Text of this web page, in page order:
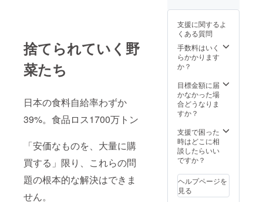
捨てられていく野
菜たち
日本の食料自給率わずか
39%。食品ロス1700万トン
「安価なものを、大量に購
買する」限り、これらの問
題の根本的な解決はできま
せん。
の気ま
ぐれ発
送にな
ります
ので、
ご了承
せ。 ・
おばあ
ちゃん
意外に
思う方
も多い
かもし
んが、
茨城県
はコシ
す。 ※
予定は
初回出
荷日の
予定に
程、出
荷時期
の確認
が、ご
連絡が
つかな
い場合
ばあ
ちゃん
の気ま
支援に関するよ
くある質問
手数料はいく
らかかります
か？
目標金額に届
かなかった場
合どうなりま
すか？
支援で困った
時はどこに相
談したらいい
ですか？
ヘルプページを
見る